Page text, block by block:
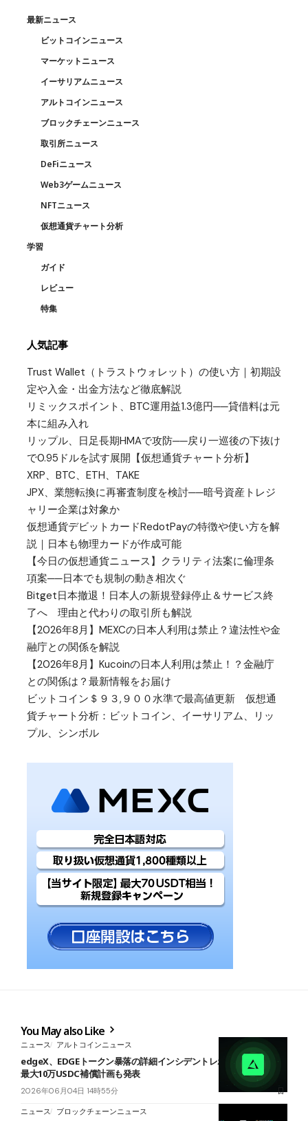
最新ニュース
ビットコインニュース
マーケットニュース
イーサリアムニュース
アルトコインニュース
ブロックチェーンニュース
取引所ニュース
DeFiニュース
Web3ゲームニュース
NFTニュース
仮想通貨チャート分析
学習
ガイド
レビュー
特集
人気記事
Trust Wallet（トラストウォレット）の使い方｜初期設
定や入金・出金方法など徹底解説
リミックスポイント、BTC運用益1.3億円──貸借料は元
本に組み入れ
リップル、日足長期HMAで攻防──戻り一巡後の下抜け
で0.95ドルを試す展開【仮想通貨チャート分析】
XRP、BTC、ETH、TAKE
JPX、業態転換に再審査制度を検討──暗号資産トレジ
ャリー企業は対象か
仮想通貨デビットカードRedotPayの特徴や使い方を解
説｜日本も物理カードが作成可能
【今日の仮想通貨ニュース】クラリティ法案に倫理条
項案──日本でも規制の動き相次ぐ
Bitget日本撤退！日本人の新規登録停止＆サービス終
了へ 理由と代わりの取引所も解説
【2026年8月】MEXCの日本人利用は禁止？違法性や金
融庁との関係を解説
【2026年8月】Kucoinの日本人利用は禁止！？金融庁
との関係は？最新情報をお届け
ビットコイン＄９３,９００水準で最高値更新 仮想通
貨チャート分析：ビットコイン、イーサリアム、リッ
プル、シンボル
You May also Like
ニュース アルトコインニュース
edgeX、EDGEトークン暴落の詳細インシデントレポートを公開──
最大10万USDC補償計画も発表
2026年06月04日 14時55分
ニュース ブロックチェーンニュース